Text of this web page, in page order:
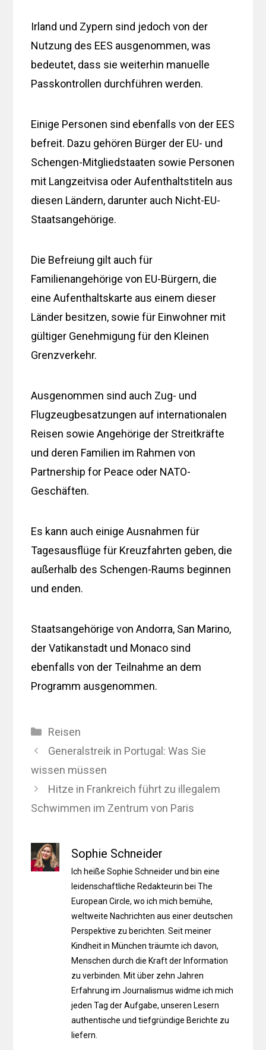
Irland und Zypern sind jedoch von der
Nutzung des EES ausgenommen, was
bedeutet, dass sie weiterhin manuelle
Passkontrollen durchführen werden.
Einige Personen sind ebenfalls von der EES
befreit. Dazu gehören Bürger der EU- und
Schengen-Mitgliedstaaten sowie Personen
mit Langzeitvisa oder Aufenthaltstiteln aus
diesen Ländern, darunter auch Nicht-EU-
Staatsangehörige.
Die Befreiung gilt auch für
Familienangehörige von EU-Bürgern, die
eine Aufenthaltskarte aus einem dieser
Länder besitzen, sowie für Einwohner mit
gültiger Genehmigung für den Kleinen
Grenzverkehr.
Ausgenommen sind auch Zug- und
Flugzeugbesatzungen auf internationalen
Reisen sowie Angehörige der Streitkräfte
und deren Familien im Rahmen von
Partnership for Peace oder NATO-
Geschäften.
Es kann auch einige Ausnahmen für
Tagesausflüge für Kreuzfahrten geben, die
außerhalb des Schengen-Raums beginnen
und enden.
Staatsangehörige von Andorra, San Marino,
der Vatikanstadt und Monaco sind
ebenfalls von der Teilnahme an dem
Programm ausgenommen.
Kategorien
Reisen
Generalstreik in Portugal: Was Sie
wissen müssen
Hitze in Frankreich führt zu illegalem
Schwimmen im Zentrum von Paris
Sophie Schneider
Ich heiße Sophie Schneider und bin eine
leidenschaftliche Redakteurin bei The
European Circle, wo ich mich bemühe,
weltweite Nachrichten aus einer deutschen
Perspektive zu berichten. Seit meiner
Kindheit in München träumte ich davon,
Menschen durch die Kraft der Information
zu verbinden. Mit über zehn Jahren
Erfahrung im Journalismus widme ich mich
jeden Tag der Aufgabe, unseren Lesern
authentische und tiefgründige Berichte zu
liefern.